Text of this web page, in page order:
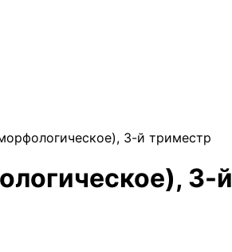
3-й триместр
3-й